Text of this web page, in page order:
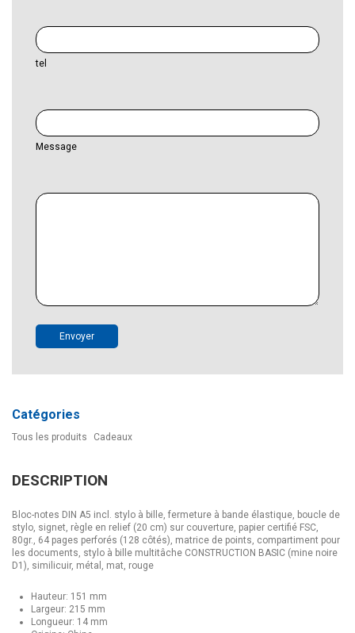
tel
Message
Envoyer
Catégories
Tous les produits Cadeaux
DESCRIPTION
Bloc-notes DIN A5 incl. stylo à bille, fermeture à bande élastique, boucle de
stylo, signet, règle en relief (20 cm) sur couverture, papier certifié FSC,
80gr., 64 pages perforés (128 côtés), matrice de points, compartiment pour
les documents, stylo à bille multitâche CONSTRUCTION BASIC (mine noire
D1), similicuir, métal, mat, rouge
Hauteur: 151 mm
Largeur: 215 mm
Longueur: 14 mm